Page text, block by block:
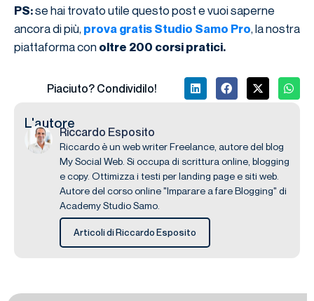
PS:se hai trovato utile questo post e vuoi saperne
ancora di più, prova gratis Studio Samo Pro, la nostra
piattaforma con oltre 200 corsi pratici.
Piaciuto? Condividilo!
L'autore
Riccardo Esposito
Riccardo è un web writer Freelance, autore del blog
My Social Web. Si occupa di scrittura online, blogging
e copy. Ottimizza i testi per landing page e siti web.
Autore del corso online "Imparare a fare Blogging" di
Academy Studio Samo.
Articoli di Riccardo Esposito